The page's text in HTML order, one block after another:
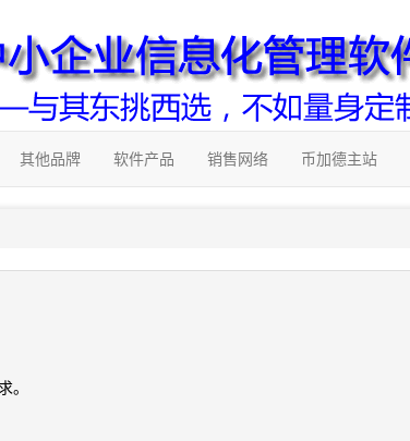
其他品牌 软件产品 销售网络 币加德主站
。